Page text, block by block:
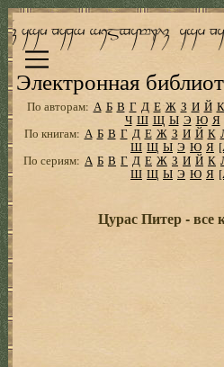
Электронная
По авторам: А Б В Г Д Е Ж З И Й К
Ч Ш Щ Ы Э Ю Я
По книгам: А Б В Г Д Е Ж З И Й К
Ш Щ Ы Э Ю Я
По сериям: А Б В Г Д Е Ж З И Й К
Ш Щ Ы Э Ю Я
Цурас Питер - все